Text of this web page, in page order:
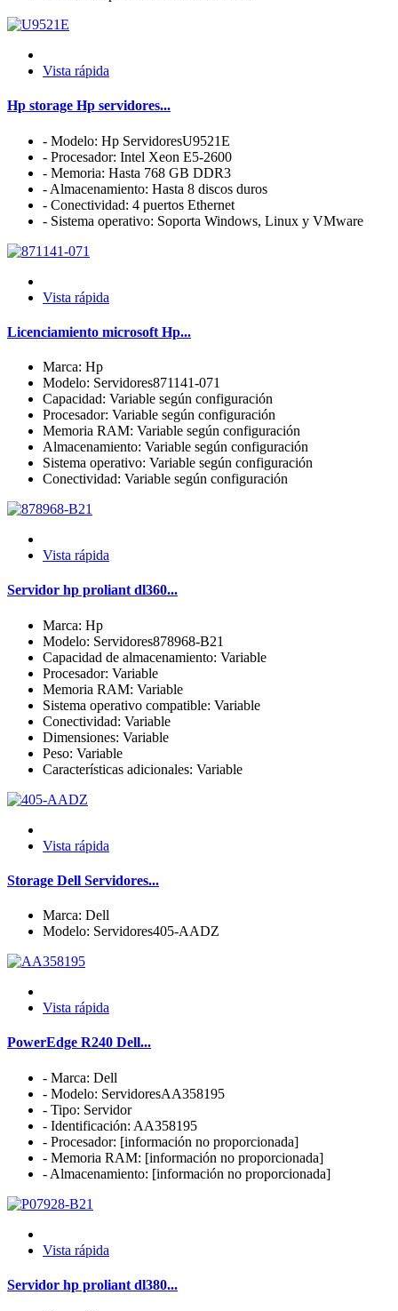
Vista rápida
Hp storage Hp servidores...
- Modelo: Hp ServidoresU9521E
- Procesador: Intel Xeon E5-2600
- Memoria: Hasta 768 GB DDR3
- Almacenamiento: Hasta 8 discos duros
- Conectividad: 4 puertos Ethernet
- Sistema operativo: Soporta Windows, Linux y VMware
Vista rápida
Licenciamiento microsoft Hp...
Marca: Hp
Modelo: Servidores871141-071
Capacidad: Variable según configuración
Procesador: Variable según configuración
Memoria RAM: Variable según configuración
Almacenamiento: Variable según configuración
Sistema operativo: Variable según configuración
Conectividad: Variable según configuración
Vista rápida
Servidor hp proliant dl360...
Marca: Hp
Modelo: Servidores878968-B21
Capacidad de almacenamiento: Variable
Procesador: Variable
Memoria RAM: Variable
Sistema operativo compatible: Variable
Conectividad: Variable
Dimensiones: Variable
Peso: Variable
Características adicionales: Variable
Vista rápida
Storage Dell Servidores...
Marca: Dell
Modelo: Servidores405-AADZ
Vista rápida
PowerEdge R240 Dell...
- Marca: Dell
- Modelo: ServidoresAA358195
- Tipo: Servidor
- Identificación: AA358195
- Procesador: [información no proporcionada]
- Memoria RAM: [información no proporcionada]
- Almacenamiento: [información no proporcionada]
Vista rápida
Servidor hp proliant dl380...